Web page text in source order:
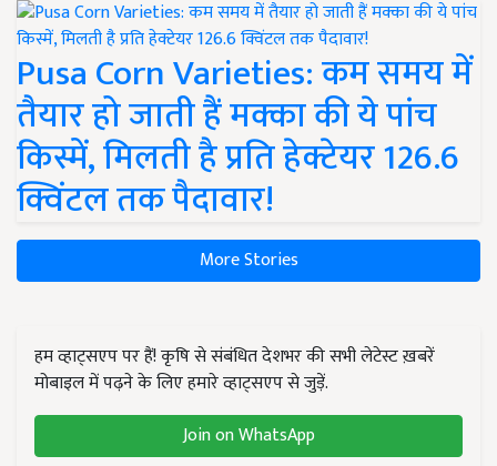
Pusa Corn Varieties: कम समय में
तैयार हो जाती हैं मक्का की ये पांच
किस्में, मिलती है प्रति हेक्टेयर 126.6
क्विंटल तक पैदावार!
More Stories
हम व्हाट्सएप पर हैं! कृषि से संबंधित देशभर की सभी लेटेस्ट ख़बरें
मोबाइल में पढ़ने के लिए हमारे व्हाट्सएप से जुड़ें.
Join on WhatsApp